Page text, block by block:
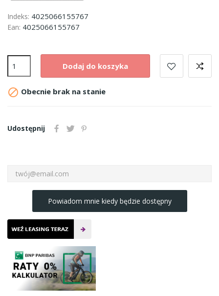
Indeks: 4025066155767
Ean: 4025066155767
Dodaj do koszyka
 Obecnie brak na stanie
Udostępnij
Powiadom mnie kiedy będzie dostępny